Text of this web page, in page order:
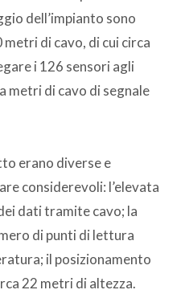
dell’impianto sono
di cavo, di cui circa
i 126 sensori agli
di cavo di segnale
erano diverse e
considerevoli: l’elevata
dati tramite cavo; la
di punti di lettura
il posizionamento
22 metri di altezza.